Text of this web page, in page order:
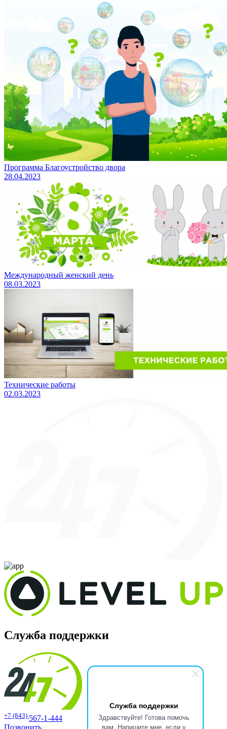
Служба поддержки
Здравствуйте! Готова помочь
вам. Напишите мне, если у
Программа Благоустройство двора
28.04.2023
Международный женский день
08.03.2023
Технические работы
02.03.2023
Служба поддержки
+7 (843) 567-1-444